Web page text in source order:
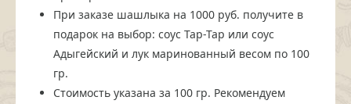
При заказе шашлыка на 1000 руб. получите в
подарок на выбор: соус Тар-Тар или соус
Адыгейский и лук маринованный весом по 100
гр.
Стоимость указана за 100 гр. Рекомендуем